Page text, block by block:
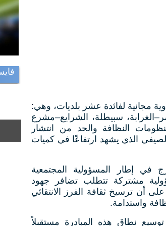
السياق، وفرت المؤسسة أكثر من 1500 حاوية مجانية لفائدة عشر بلديات، وهي:
سبيطلة، الشرايع–مشرع
النظافة والحد من انتشار
الذي يشهد ارتفاعًا في كميات
في إطار المسؤولية المجتمعية
مشتركة تتطلب تضافر جهود
أن ترسيخ ثقافة الفرز الانتقائي
واستدامة.
نطاق هذه المبادرة مستقبلاً